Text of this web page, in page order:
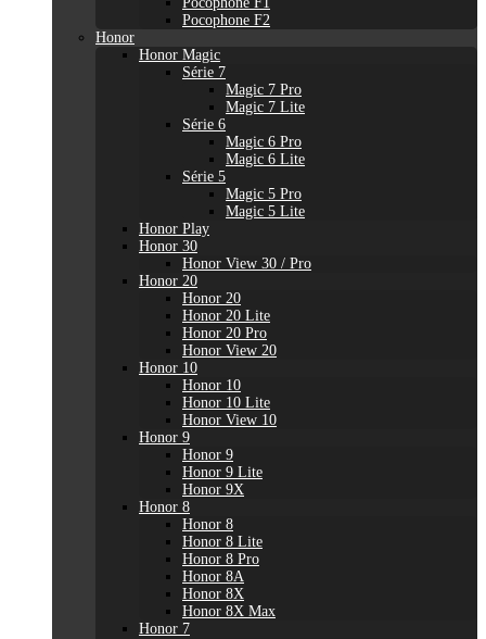
Pocophone F2
Honor
Honor Magic
Série 7
Magic 7 Pro
Magic 7 Lite
Série 6
Magic 6 Pro
Magic 6 Lite
Série 5
Magic 5 Pro
Magic 5 Lite
Honor Play
Honor 30
Honor View 30 / Pro
Honor 20
Honor 20
Honor 20 Lite
Honor 20 Pro
Honor View 20
Honor 10
Honor 10
Honor 10 Lite
Honor View 10
Honor 9
Honor 9
Honor 9 Lite
Honor 9X
Honor 8
Honor 8
Honor 8 Lite
Honor 8 Pro
Honor 8A
Honor 8X
Honor 8X Max
Honor 7